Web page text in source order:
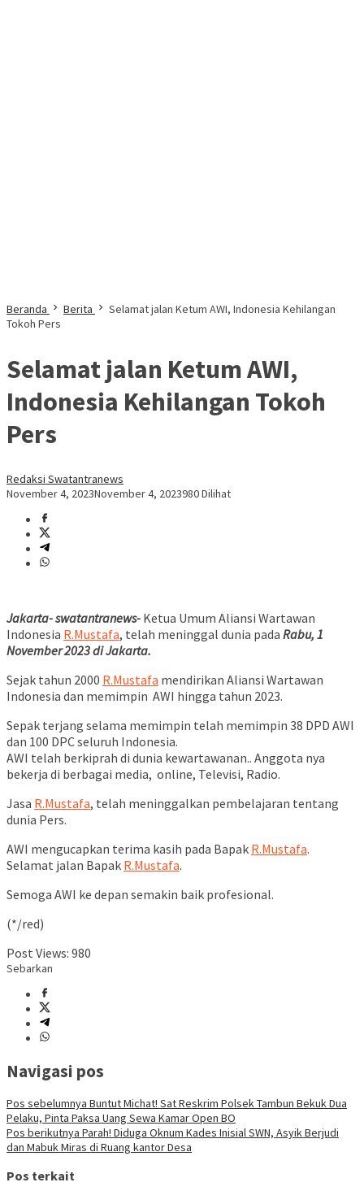
Beranda Berita
Selamat jalan Ketum AWI, Indonesia Kehilangan
Tokoh Pers
Selamat jalan Ketum AWI,
Indonesia Kehilangan Tokoh
Pers
Redaksi Swatantranews
November 4, 2023November 4, 2023980 Dilihat
Jakarta- swatantranews- Ketua Umum Aliansi Wartawan
Indonesia R.Mustafa, telah meninggal dunia pada Rabu, 1
November 2023 di Jakarta.
Sejak tahun 2000 R.Mustafa mendirikan Aliansi Wartawan
Indonesia dan memimpin AWI hingga tahun 2023.
Sepak terjang selama memimpin telah memimpin 38 DPD AWI
dan 100 DPC seluruh Indonesia.
AWI telah berkiprah di dunia kewartawanan.. Anggota nya
bekerja di berbagai media, online, Televisi, Radio.
Jasa R.Mustafa, telah meninggalkan pembelajaran tentang
dunia Pers.
AWI mengucapkan terima kasih pada Bapak R.Mustafa.
Selamat jalan Bapak R.Mustafa.
Semoga AWI ke depan semakin baik profesional.
(*/red)
Post Views: 980
Sebarkan
Navigasi pos
Pos sebelumnya Buntut Michat! Sat Reskrim Polsek Tambun Bekuk Dua
Pelaku, Pinta Paksa Uang Sewa Kamar Open BO
Pos berikutnya Parah! Diduga Oknum Kades Inisial SWN, Asyik Berjudi
dan Mabuk Miras di Ruang kantor Desa
Pos terkait